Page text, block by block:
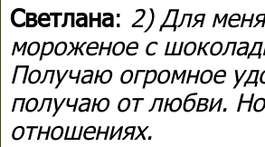
Светлана: 2) Для
мороженое с
Получаю огромное
получаю от любви.
отношениях.